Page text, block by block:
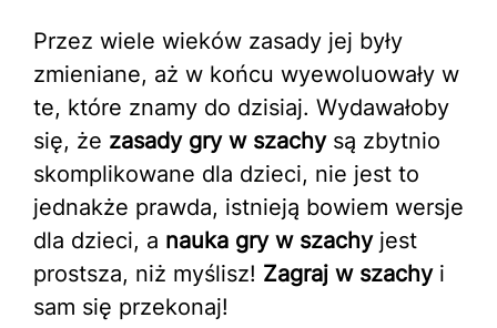
Przez wiele wieków zasady jej były
zmieniane, aż w końcu wyewoluowały w
te, które znamy do dzisiaj. Wydawałoby
się, że zasady gry w szachysą zbytnio
skomplikowane dla dzieci, nie jest to
jednakże prawda, istnieją bowiem wersje
dla dzieci, a nauka gry w szachyjest
prostsza, niż myślisz! Zagraj w szachyi
sam się przekonaj!